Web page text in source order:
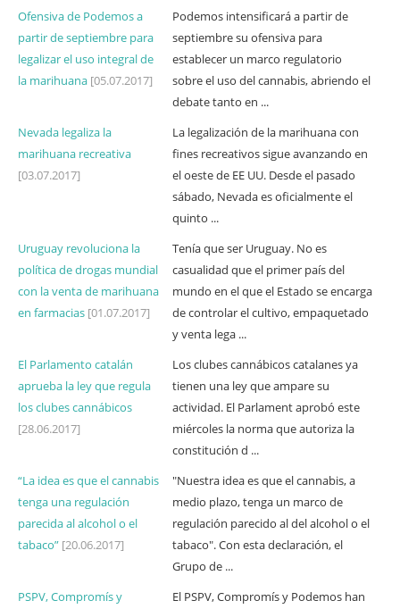
Ofensiva de Podemos a
partir de septiembre para
legalizar el uso integral de
la marihuana [05.07.2017]
Podemos intensificará a partir de
septiembre su ofensiva para
establecer un marco regulatorio
sobre el uso del cannabis, abriendo el
debate tanto en ...
Nevada legaliza la
marihuana recreativa
[03.07.2017]
La legalización de la marihuana con
fines recreativos sigue avanzando en
el oeste de EE UU. Desde el pasado
sábado, Nevada es oficialmente el
quinto ...
Uruguay revoluciona la
política de drogas mundial
con la venta de marihuana
en farmacias [01.07.2017]
Tenía que ser Uruguay. No es
casualidad que el primer país del
mundo en el que el Estado se encarga
de controlar el cultivo, empaquetado
y venta lega ...
El Parlamento catalán
aprueba la ley que regula
los clubes cannábicos
[28.06.2017]
Los clubes cannábicos catalanes ya
tienen una ley que ampare su
actividad. El Parlament aprobó este
miércoles la norma que autoriza la
constitución d ...
“La idea es que el cannabis
tenga una regulación
parecida al alcohol o el
tabaco” [20.06.2017]
"Nuestra idea es que el cannabis, a
medio plazo, tenga un marco de
regulación parecido al del alcohol o el
tabaco". Con esta declaración, el
Grupo de ...
PSPV, Compromís y
El PSPV, Compromís y Podemos han